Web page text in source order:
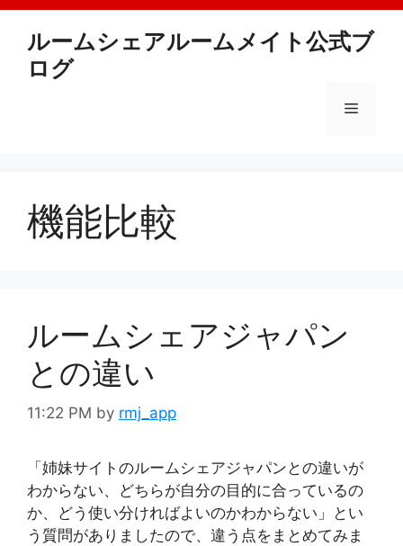
Skip
contentルームシェアルームメイト公式ブ
ログ
Menu
機能比較
ルームシェアジャパン
との違い
11:22 PM by rmj_app
「姉妹サイトのルームシェアジャパンとの違いが
わからない、どちらが自分の目的に合っているの
か、どう使い分ければよいのかわからない」とい
う質問がありましたので、違う点をまとめてみま